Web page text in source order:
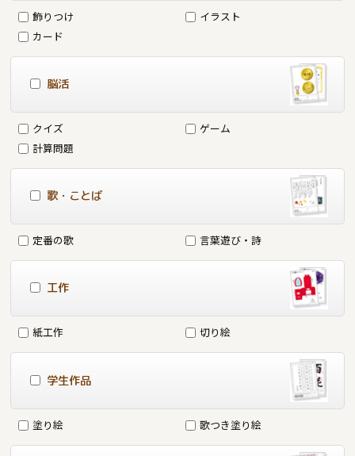
飾りつけ
イラスト
カード
脳活
クイズ
ゲーム
計算問題
歌・ことば
定番の歌 言葉遊び・詩
工作
紙工作 切り絵
学生作品
塗り絵 歌つき塗り絵